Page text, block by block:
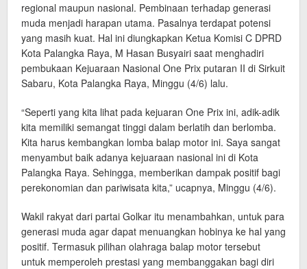
regional maupun nasional. Pembinaan terhadap generasi
muda menjadi harapan utama. Pasalnya terdapat potensi
yang masih kuat. Hal ini diungkapkan Ketua Komisi C DPRD
Kota Palangka Raya, M Hasan Busyairi saat menghadiri
pembukaan Kejuaraan Nasional One Prix putaran II di Sirkuit
Sabaru, Kota Palangka Raya, Minggu (4/6) lalu.
“Seperti yang kita lihat pada kejuaran One Prix ini, adik-adik
kita memiliki semangat tinggi dalam berlatih dan berlomba.
Kita harus kembangkan lomba balap motor ini. Saya sangat
menyambut baik adanya kejuaraan nasional ini di Kota
Palangka Raya. Sehingga, memberikan dampak positif bagi
perekonomian dan pariwisata kita,” ucapnya, Minggu (4/6).
Wakil rakyat dari partai Golkar itu menambahkan, untuk para
generasi muda agar dapat menuangkan hobinya ke hal yang
positif. Termasuk pilihan olahraga balap motor tersebut
untuk memperoleh prestasi yang membanggakan bagi diri